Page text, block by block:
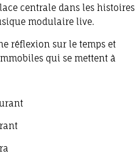
centrale dans les histoires
modulaire live.
réflexion sur le temps et
qui se mettent à